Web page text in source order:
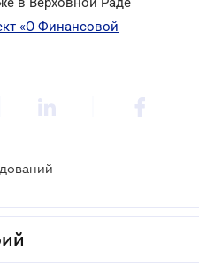
«О Финансовой